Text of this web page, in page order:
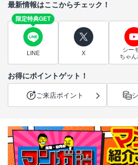
最新情報はここからチェック！
限定特典GET
LINE X
シー
ちゃ
お得にポイントゲット！
ご来店ポイント